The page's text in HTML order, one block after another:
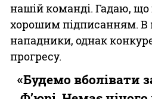
нашій команді. Гадаю, що
хорошим підписанням. В
нападники, однак
прогресу.
«Будемо вболівати